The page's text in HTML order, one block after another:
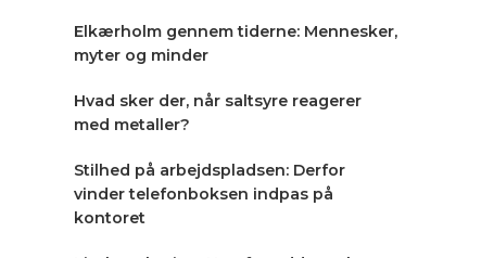
Elkærholm gennem tiderne: Mennesker,
myter og minder
Hvad sker der, når saltsyre reagerer
med metaller?
Stilhed på arbejdspladsen: Derfor
vinder telefonboksen indpas på
kontoret